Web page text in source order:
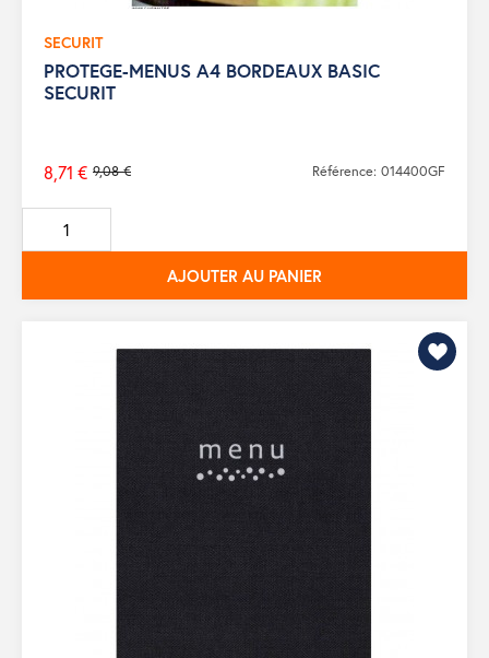
SECURIT
PROTEGE-MENUS A4 BORDEAUX BASIC
SECURIT
Prix
de
base
9,08 €
8,71 € Référence: 014400GF
AJOUTER AU PANIER